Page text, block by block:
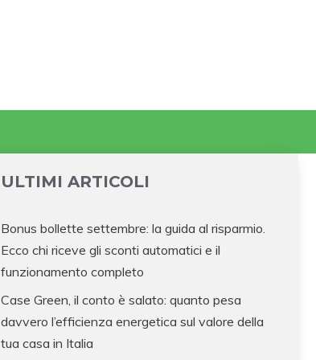
ULTIMI ARTICOLI
Bonus bollette settembre: la guida al risparmio.
Ecco chi riceve gli sconti automatici e il
funzionamento completo
Case Green, il conto è salato: quanto pesa
davvero l’efficienza energetica sul valore della
tua casa in Italia